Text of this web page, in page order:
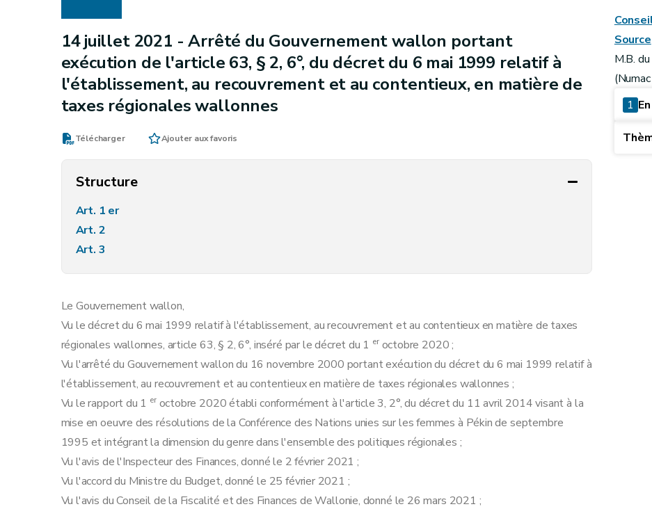
14 juillet 2021 -Arrêté du Gouvernement wallon portant
exécution de l'article 63, § 2, 6°, du décret du 6 mai 1999 relatif à
l'établissement, au recouvrement et au contentieux, en matière de
taxes régionales wallonnes
Télécharger Ajouter aux favoris
Structure
Art. 1 er
Art. 2
Art. 3
Le Gouvernement wallon,
Vu le décret du 6 mai 1999 relatif à l'établissement, au recouvrement et au contentieux en matière de taxes
régionales wallonnes, article 63, § 2, 6°, inséré par le décret du 1 eroctobre 2020 ;
Vu l'arrêté du Gouvernement wallon du 16 novembre 2000 portant exécution du décret du 6 mai 1999 relatif à
l'établissement, au recouvrement et au contentieux en matière de taxes régionales wallonnes ;
Vu le rapport du 1 eroctobre 2020 établi conformément à l'article 3, 2°, du décret du 11 avril 2014 visant à la
mise en oeuvre des résolutions de la Conférence des Nations unies sur les femmes à Pékin de septembre
1995 et intégrant la dimension du genre dans l'ensemble des politiques régionales ;
Vu l'avis de l'Inspecteur des Finances, donné le 2 février 2021 ;
Vu l'accord du Ministre du Budget, donné le 25 février 2021 ;
Vu l'avis du Conseil de la Fiscalité et des Finances de Wallonie, donné le 26 mars 2021 ;
Source
M.B.
1